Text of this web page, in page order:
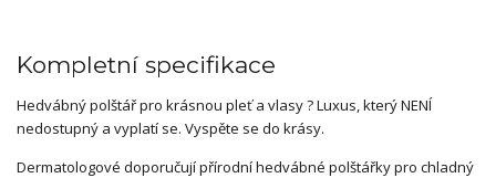
Kompletní specifikace
Hedvábný polštář pro krásnou pleť a vlasy ? Luxus, který NENÍ
nedostupný a vyplatí se. Vyspěte se do krásy.
Dermatologové doporučují přírodní hedvábné polštářky pro chladný